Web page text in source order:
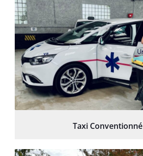
Taxi Conventionné